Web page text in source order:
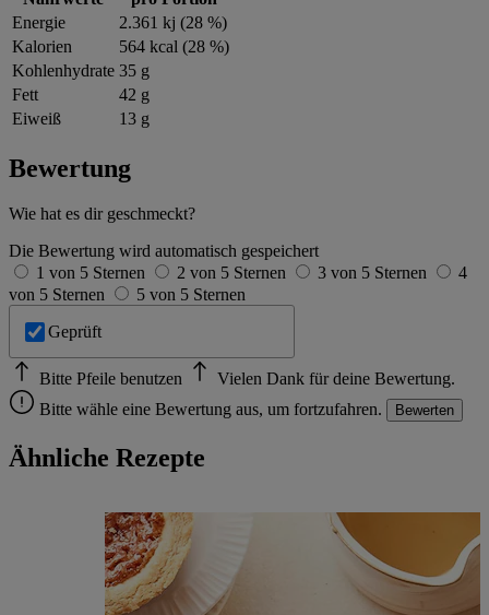
Energie
2.361 kj (28 %)
Kalorien
564 kcal (28 %)
Kohlenhydrate 35 g
Fett
42 g
Eiweiß
13 g
Bewertung
Wie hat es dir geschmeckt?
Die Bewertung wird automatisch gespeichert
1 von 5 Sternen
2 von 5 Sternen 3 von 5 Sternen
4
von 5 Sternen
5 von 5 Sternen
Geprüft
Bitte Pfeile benutzen
Vielen Dank für deine Bewertung.
Bitte wähle eine Bewertung aus, um fortzufahren.
Bewerten
Ähnliche Rezepte